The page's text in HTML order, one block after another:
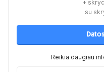
+
su
Reikia daugiau